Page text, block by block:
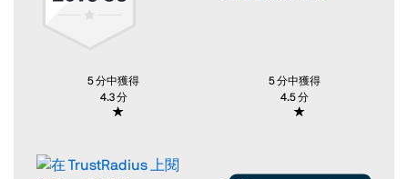
5 分中獲得
4.3 分
5 分中獲得
4.5 分